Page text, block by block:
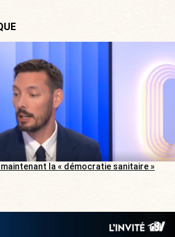
maintenant la « démocratie sanitaire »